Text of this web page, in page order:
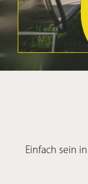
Einfach sein